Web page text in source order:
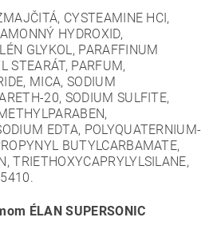
CYSTEAMINE HCI,
HYDROXID,
GLYKOL, PARAFFINUM
STEARÁT, PARFUM,
MICA, SODIUM
20, SODIUM SULFITE,
EDTA, POLYQUATERNIUM-
BUTYLCARBAMATE,
TRIETHOXYCAPRYLYLSILANE,
ÉLAN SUPERSONIC